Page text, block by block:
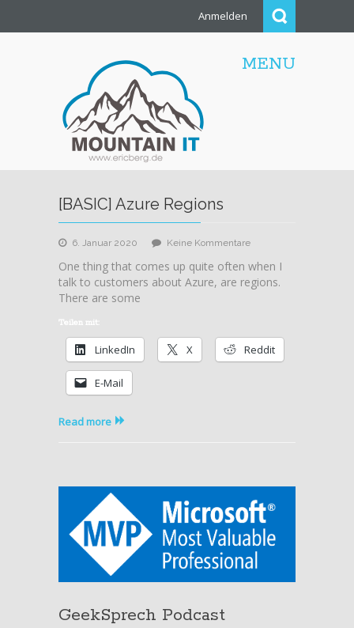
Anmelden
MENU
[BASIC] Azure Regions
6. Januar 2020 Keine Kommentarezu
Azure
Regions
One thing that comes up quite often when I
talk to customers about Azure, are regions.
There are some
Teilen mit:
LinkedIn X Reddit
E-Mail
Read more
GeekSprech Podcast